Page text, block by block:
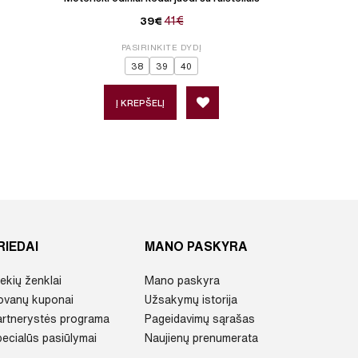
39€ 41€
PASIRINKITE DYDĮ
38 39 40
Į KREPŠELĮ
ženklai
kuponai
programa
pasiūlymai
MANO PASKYRA
Mano paskyra
Užsakymų istorija
Pageidavimų sąrašas
Naujienų prenumerata